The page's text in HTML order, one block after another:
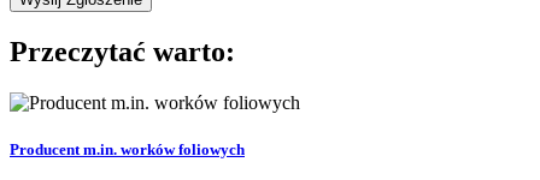
Przeczytać warto:
Producent m.in. worków foliowych